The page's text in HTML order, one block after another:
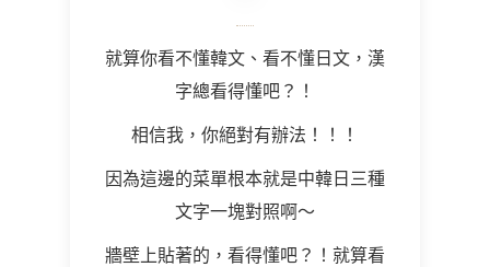
就算你看不懂韓文、看不懂日文，漢
字總看得懂吧？！
相信我，你絕對有辦法！！！
因為這邊的菜單根本就是中韓日三種
文字一塊對照啊～
牆壁上貼著的，看得懂吧？！就算看